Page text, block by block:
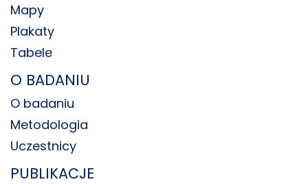
Mapy
Plakaty
Tabele
O BADANIU
O badaniu
Metodologia
Uczestnicy
PUBLIKACJE